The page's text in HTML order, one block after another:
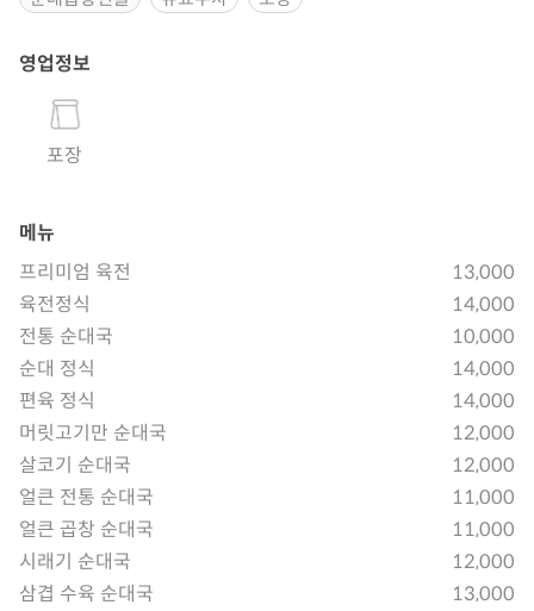
영업정보
포장
메뉴
프리미엄 육전
13,000
육전정식
14,000
전통 순대국
10,000
순대 정식
14,000
편육 정식
14,000
머릿고기만 순대국
12,000
살코기 순대국
12,000
얼큰 전통 순대국
11,000
얼큰 곱창 순대국
11,000
시래기 순대국
12,000
삼겹 수육 순대국
13,000